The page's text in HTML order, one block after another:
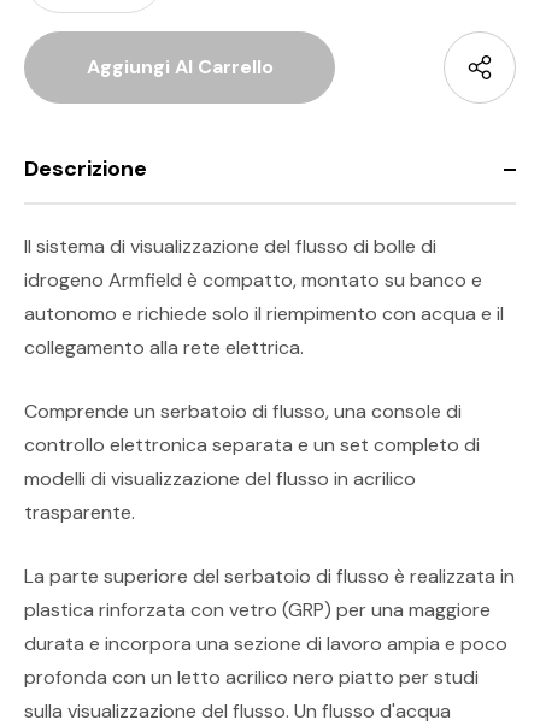
Descrizione
Il sistema di visualizzazione del flusso di bolle di
idrogeno Armfield è compatto, montato su banco e
autonomo e richiede solo il riempimento con acqua e il
collegamento alla rete elettrica.
Comprende un serbatoio di flusso, una console di
controllo elettronica separata e un set completo di
modelli di visualizzazione del flusso in acrilico
trasparente.
La parte superiore del serbatoio di flusso è realizzata in
plastica rinforzata con vetro (GRP) per una maggiore
durata e incorpora una sezione di lavoro ampia e poco
profonda con un letto acrilico nero piatto per studi
sulla visualizzazione del flusso. Un flusso d'acqua